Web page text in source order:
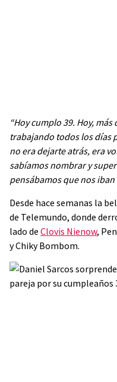
“Hoy cumplo 39. Hoy,
trabajando todos los días
no era dejarte atrás, era
sabíamos nombrar y
pensábamos que nos
Desde hace semanas la
de Telemundo, donde
lado de Clovis Nienow,
y Chiky Bombom.